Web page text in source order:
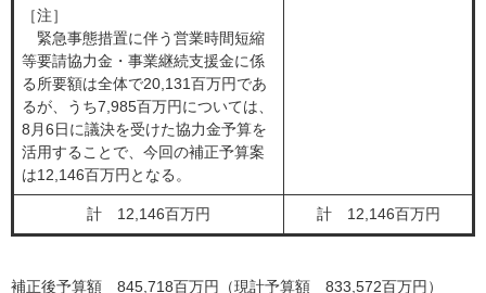
［注］
緊急事態措置に伴う営業時間短縮
等要請協力金・事業継続支援金に係
る所要額は全体で20,131百万円であ
るが、うち7,985百万円については、
8月6日に議決を受けた協力金予算を
活用することで、今回の補正予算案
は12,146百万円となる。
計 12,146百万円 計 12,146百万円
補正後予算額 845,718百万円（現計予算額 833,572百万円）